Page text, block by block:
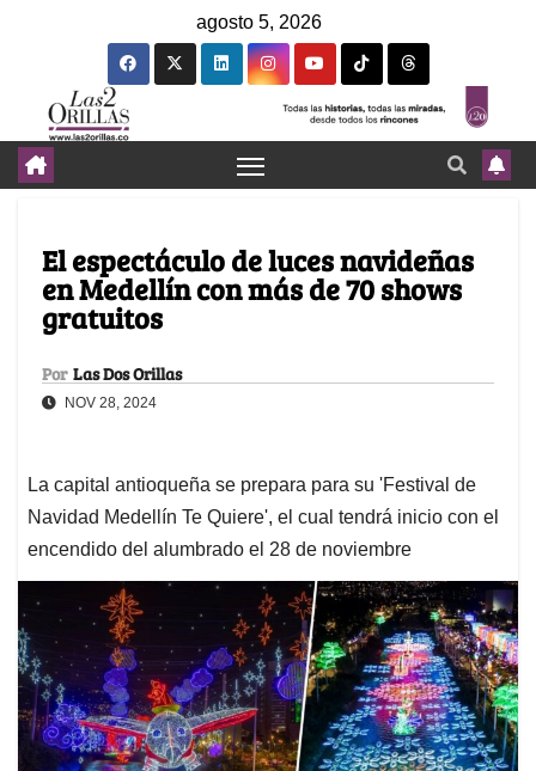
agosto 5, 2026
El espectáculo de luces navideñas
en Medellín con más de 70 shows
gratuitos
Por Las Dos Orillas
NOV 28, 2024
La capital antioqueña se prepara para su 'Festival de
Navidad Medellín Te Quiere', el cual tendrá inicio con el
encendido del alumbrado el 28 de noviembre